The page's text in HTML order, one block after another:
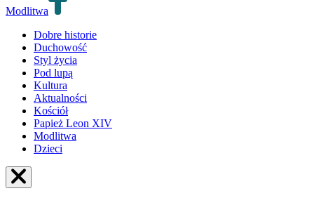
Modlitwa
Dobre historie
Duchowość
Styl życia
Pod lupą
Kultura
Aktualności
Kościół
Papież Leon XIV
Modlitwa
Dzieci